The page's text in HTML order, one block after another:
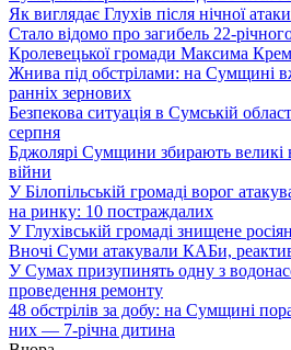
Як виглядає Глухів після нічної атаки
Стало відомо про загибель 22-
Кролевецької громади Максима
Жнива під обстрілами: на Сумщині
ранніх зернових
Безпекова ситуація в Сумській
серпня
Бджолярі Сумщини збирають великі
війни
У Білопільській громаді ворог
на ринку: 10 постраждалих
У Глухівській громаді знищене
Вночі Суми атакували КАБи,
У Сумах призупинять одну з
проведення ремонту
48 обстрілів за добу: на Сумщині
них — 7-річна дитина